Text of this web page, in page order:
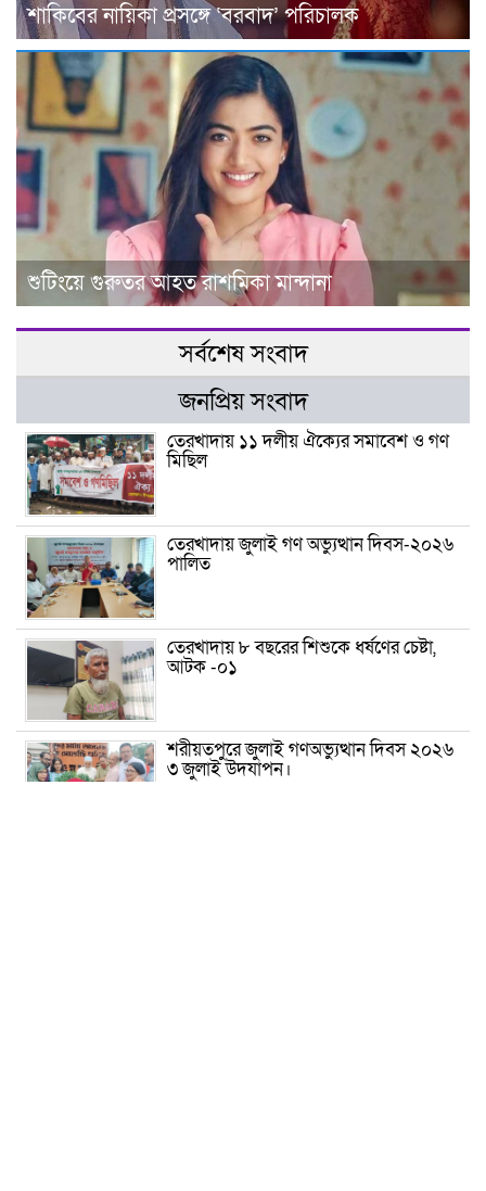
শাকিবের নায়িকা প্রসঙ্গে ‘বরবাদ’ পরিচালক
শুটিংয়ে গুরুতর আহত রাশমিকা মান্দানা
সর্বশেষ সংবাদ
জনপ্রিয় সংবাদ
তেরখাদায় ১১ দলীয় ঐক্যের সমাবেশ ও গণ
মিছিল
তেরখাদায় জুলাই গণ অভ্যুত্থান দিবস-২০২৬
পালিত
তেরখাদায় ৮ বছরের শিশুকে ধর্ষণের চেষ্টা,
আটক -০১
শরীয়তপুরে জুলাই গণঅভ্যুত্থান দিবস ২০২৬
৩ জুলাই উদযাপন।